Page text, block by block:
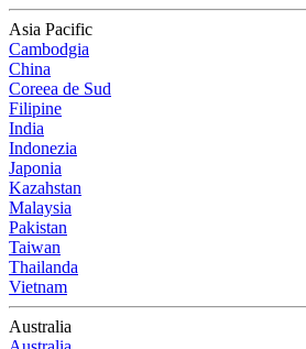
Asia Pacific
Cambodgia
China
Coreea de Sud
Filipine
India
Indonezia
Japonia
Kazahstan
Malaysia
Pakistan
Taiwan
Thailanda
Vietnam
Australia